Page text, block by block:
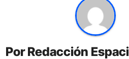
PorRedacción